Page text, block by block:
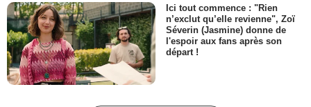
Ici tout commence : "Rien
n’exclut qu’elle revienne", Zoï
Séverin (Jasmine) donne de
l'espoir aux fans après son
départ !